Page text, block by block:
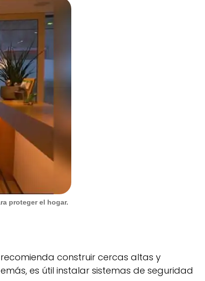
proteger el hogar.
construir cercas altas y
es útil instalar sistemas de seguridad